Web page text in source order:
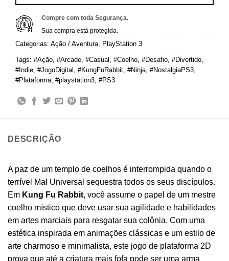
Compre com toda Segurança.
Sua compra está protegida.
Categorias: Ação / Aventura PlayStation 3
Tags: #Ação #Arcade #Casual #Coelho #Desafio #Divertido
#Indie #JogoDigital #KungFuRabbit #Ninja #NostalgiaPS3
#Plataforma #playstation3 #PS3
DESCRIÇÃO
A paz de um templo de coelhos é interrompida quando o
terrível Mal Universal sequestra todos os seus discípulos.
Em Kung Fu Rabbit, você assume o papel de um mestre
coelho místico que deve usar sua agilidade e habilidades
em artes marciais para resgatar sua colônia. Com uma
estética inspirada em animações clássicas e um estilo de
arte charmoso e minimalista, este jogo de plataforma 2D
prova que até a criatura mais fofa pode ser uma arma